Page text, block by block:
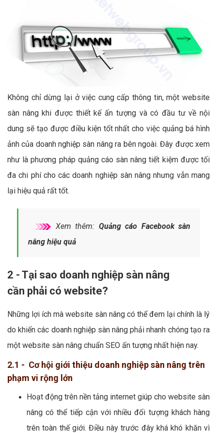
Không chỉ dừng lại ở việc cung cấp thông tin, một website
sàn nâng khi được thiết kế ấn tượng và có đầu tư về nội
dung sẽ tạo được điều kiện tốt nhất cho việc quảng bá hình
ảnh của doanh nghiệp sàn nâng ra bên ngoài. Đây được xem
như là phương pháp quảng cáo sàn nâng tiết kiệm được tối
đa chi phí cho các doanh nghiệp sàn nâng nhưng vẫn mang
lại hiệu quả rất tốt.
Xem thêm: Quảng cáo Facebook sàn
nâng hiệu quả
2 - Tại sao doanh nghiệp sàn nâng
cần phải có website?
Những lợi ích mà website sàn nâng có thể đem lại chính là lý
do khiến các doanh nghiệp sàn nâng phải nhanh chóng tạo ra
một website sàn nâng chuẩn SEO ấn tượng nhất hiện nay.
2.1 - Cơ hội giới thiệu doanh nghiệp sàn nâng trên
phạm vi rộng lớn
Hoạt động trên nền tảng internet giúp cho website sàn
nâng có thể tiếp cận với nhiều đối tượng khách hàng
trên toàn thế giới. Điều này trước đây khá khó khăn vì